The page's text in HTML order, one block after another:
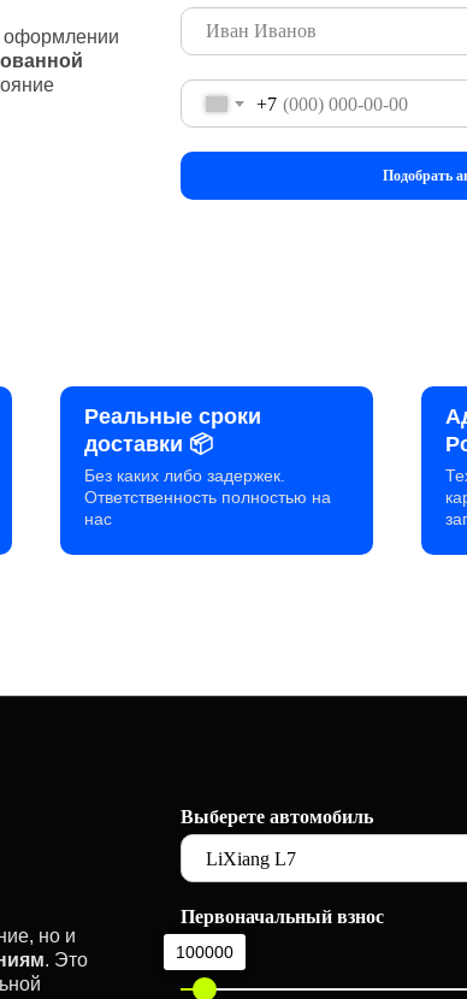
оформлении
+7
Подобрать
Реальные сроки
доставки 📦
Без каких либо задержек.
Ответственность полностью на
нас
но и
. Это
Выберете автомобиль
Первоначальный взнос
100000